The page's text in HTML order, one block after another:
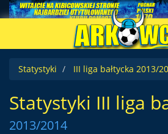
Statystyki
III liga bałtycka 2013/
Statystyki III liga
2013/2014